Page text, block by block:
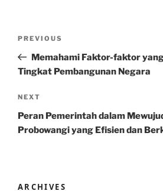
Previous
Post
PREVIOUS
Memahami Faktor-faktor
Tingkat Pembangunan Negara
Next
Post
NEXT
Peran Pemerintah dalam
Probowangi yang Efisien dan
ARCHIVES